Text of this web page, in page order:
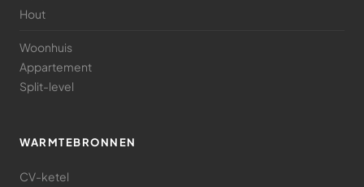
Hout
Woonhuis
Appartement
Split-level
WARMTEBRONNEN
CV-ketel